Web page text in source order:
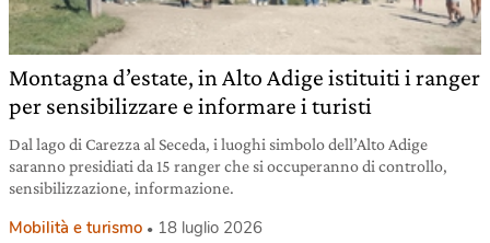
Montagna d’estate, in Alto Adige istituiti i ranger
per sensibilizzare e informare i turisti
Dal lago di Carezza al Seceda, i luoghi simbolo dell’Alto Adige
saranno presidiati da 15 ranger che si occuperanno di controllo,
sensibilizzazione, informazione.
Mobilità e turismo 18 luglio 2026